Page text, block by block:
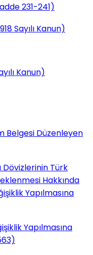
231-241)
Sayılı Kanun)
Kanun)
Belgesi Düzenleyen
Dövizlerinin Türk
Hakkında
Yapılmasına
Yapılmasına